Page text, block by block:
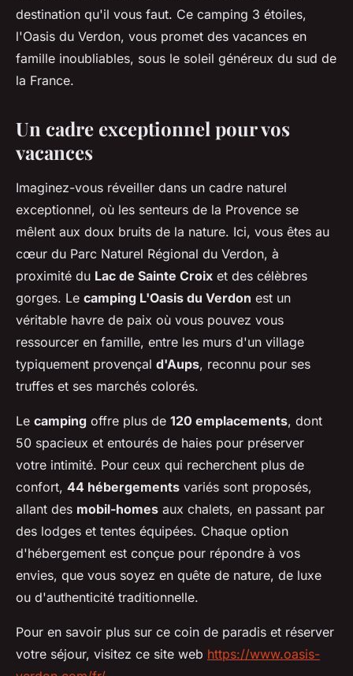
destination qu'il vous faut. Ce camping 3 étoiles,
l'Oasis du Verdon, vous promet des vacances en
famille inoubliables, sous le soleil généreux du sud de
la France.
Un cadre exceptionnel pour vos
vacances
Imaginez-vous réveiller dans un cadre naturel
exceptionnel, où les senteurs de la Provence se
mêlent aux doux bruits de la nature. Ici, vous êtes au
cœur du Parc Naturel Régional du Verdon, à
proximité du Lac de Sainte Croix et des célèbres
gorges. Le camping L'Oasis du Verdon est un
véritable havre de paix où vous pouvez vous
ressourcer en famille, entre les murs d'un village
typiquement provençal d'Aups, reconnu pour ses
truffes et ses marchés colorés.
Le camping offre plus de 120 emplacements, dont
50 spacieux et entourés de haies pour préserver
votre intimité. Pour ceux qui recherchent plus de
confort, 44 hébergements variés sont proposés,
allant des mobil-homes aux chalets, en passant par
des lodges et tentes équipées. Chaque option
d'hébergement est conçue pour répondre à vos
envies, que vous soyez en quête de nature, de luxe
ou d'authenticité traditionnelle.
Pour en savoir plus sur ce coin de paradis et réserver
votre séjour, visitez ce site web https://www.oasis-